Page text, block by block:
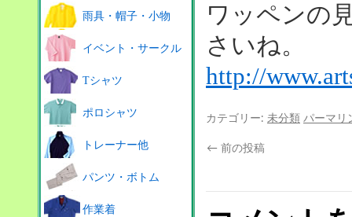
ワッペンの
さいね。
http://
カテゴリー: 未分類 パーマリ
← 前の投稿
雨具・帽子・小物
イベント・サークル
Tシャツ
ポロシャツ
トレーナー他
パンツ・ボトム
作業着